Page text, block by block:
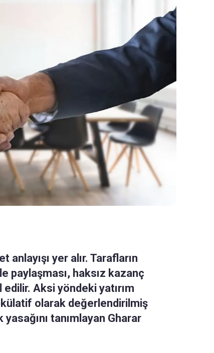
anlayışı yer alır. Tarafların
paylaşması, haksız kazanç
Aksi yöndeki yatırım
olarak değerlendirilmiş
tanımlayan Gharar